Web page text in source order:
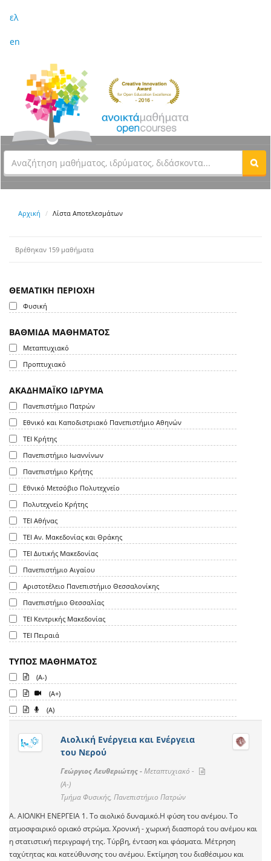
ελ
en
Αρχική Λίστα Αποτελεσμάτων
Βρέθηκαν 159 μαθήματα
ΘΕΜΑΤΙΚΗ ΠΕΡΙΟΧΗ
Φυσική
ΒΑΘΜΙΔΑ ΜΑΘΗΜΑΤΟΣ
Μεταπτυχιακό
Προπτυχιακό
ΑΚΑΔΗΜΑΪΚΟ ΙΔΡΥΜΑ
Πανεπιστήμιο Πατρών
Εθνικό και Καποδιστριακό Πανεπιστήμιο Αθηνών
ΤΕΙ Κρήτης
Πανεπιστήμιο Ιωαννίνων
Πανεπιστήμιο Κρήτης
Εθνικό Μετσόβιο Πολυτεχνείο
Πολυτεχνείο Κρήτης
ΤΕΙ Αθήνας
ΤΕΙ Αν. Μακεδονίας και Θράκης
ΤΕΙ Δυτικής Μακεδονίας
Πανεπιστήμιο Αιγαίου
Αριστοτέλειο Πανεπιστήμιο Θεσσαλονίκης
Πανεπιστήμιο Θεσσαλίας
ΤΕΙ Κεντρικής Μακεδονίας
ΤΕΙ Πειραιά
ΤΥΠΟΣ ΜΑΘΗΜΑΤΟΣ
(A-)
(A+)
(A)
Αιολική Ενέργεια και Ενέργεια
του Νερού
Γεώργιος Λευθεριώτης -Μεταπτυχιακό -
(A-)
Τμήμα Φυσικής, Πανεπιστήμιο Πατρών
Α. ΑΙΟΛΙΚΗ ΕΝΕΡΓΕΙΑ 1. Το αιολικό δυναμικό.Η φύση του ανέμου. Το
ατμοσφαιρικό οριακό στρώμα. Χρονική - χωρική διασπορά του ανέμου και
η στατιστική περιγραφή της. Τύρβη, ένταση και φάσματα. Μέτρηση
ταχύτητας και κατεύθυνσης του ανέμου. Εκτίμηση του διαθέσιμου και